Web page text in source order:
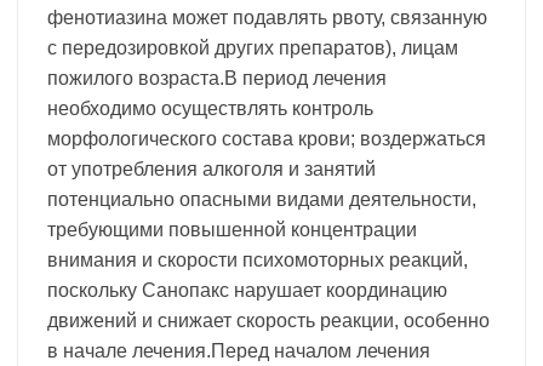
фенотиазина может подавлять рвоту, связанную
с передозировкой других препаратов), лицам
пожилого возраста.В период лечения
необходимо осуществлять контроль
морфологического состава крови; воздержаться
от употребления алкоголя и занятий
потенциально опасными видами деятельности,
требующими повышенной концентрации
внимания и скорости психомоторных реакций,
поскольку Санопакс нарушает координацию
движений и снижает скорость реакции, особенно
в начале лечения.Перед началом лечения